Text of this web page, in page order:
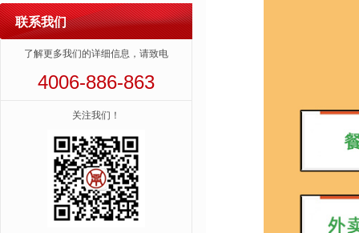
联系我们
了解更多我们的详细信息，请致电
4006-886-863
关注我们！